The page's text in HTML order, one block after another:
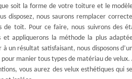
soit la forme de votre toiture et le
disposez, nous saurons remplacer
de toit. Pour ce faire, nous suivrons des
et appliquerons la méthode la plus
à un résultat satisfaisant, nous disposons
manier tous types de matériau de velux.
vous aurez des velux esthétiques qui